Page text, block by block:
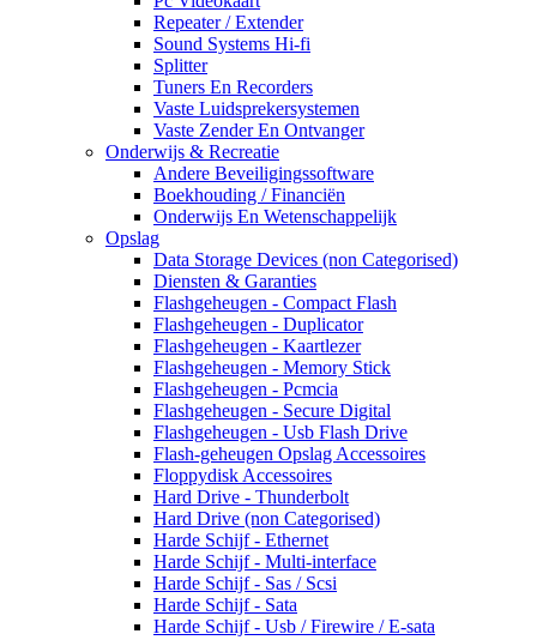
Repeater / Extender
Sound Systems Hi-fi
Splitter
Tuners En Recorders
Vaste Luidsprekersystemen
Vaste Zender En Ontvanger
Onderwijs & Recreatie
Andere Beveiligingssoftware
Boekhouding / Financiën
Onderwijs En Wetenschappelijk
Opslag
Data Storage Devices (non Categorised)
Diensten & Garanties
Flashgeheugen - Compact Flash
Flashgeheugen - Duplicator
Flashgeheugen - Kaartlezer
Flashgeheugen - Memory Stick
Flashgeheugen - Pcmcia
Flashgeheugen - Secure Digital
Flashgeheugen - Usb Flash Drive
Flash-geheugen Opslag Accessoires
Floppydisk Accessoires
Hard Drive - Thunderbolt
Hard Drive (non Categorised)
Harde Schijf - Ethernet
Harde Schijf - Multi-interface
Harde Schijf - Sas / Scsi
Harde Schijf - Sata
Harde Schijf - Usb / Firewire / E-sata